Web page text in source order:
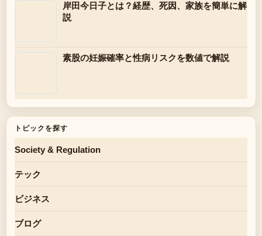
岸田今日子とは？経歴、死因、家族を簡単に解
説
素股の妊娠確率と性病リスクを数値で解説
トピックを探す
Society & Regulation
テック
ビジネス
ブログ